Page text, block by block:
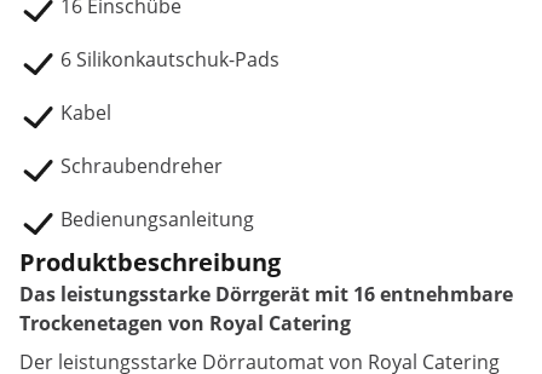
16 Einschübe
6 Silikonkautschuk-Pads
Kabel
Schraubendreher
Bedienungsanleitung
Produktbeschreibung
Das leistungsstarke Dörrgerät mit 16 entnehmbare
Trockenetagen von Royal Catering
Der leistungsstarke Dörrautomat von Royal Catering